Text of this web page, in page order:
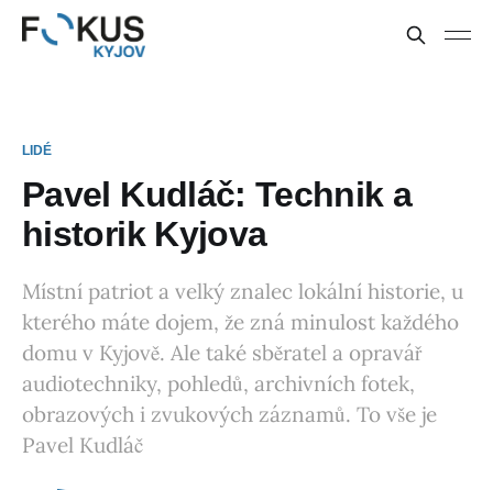
LIDÉ
Pavel Kudláč: Technik a
historik Kyjova
Místní patriot a velký znalec lokální historie, u
kterého máte dojem, že zná minulost každého
domu v Kyjově. Ale také sběratel a opravář
audiotechniky, pohledů, archivních fotek,
obrazových i zvukových záznamů. To vše je
Pavel Kudláč